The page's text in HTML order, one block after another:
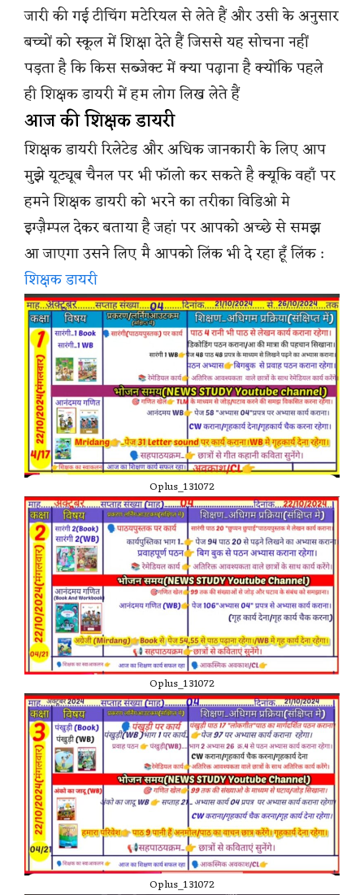
जारी की गई टीचिंग मटेरियल से लेते हैं और उसी के अनुसार
बच्चों को स्कूल में शिक्षा देते हैं जिससे यह सोचना नहीं
पड़ता है कि किस सब्जेक्ट में क्या पढ़ाना है क्योंकि पहले
ही शिक्षक डायरी में हम लोग लिख लेते हैं
आज की शिक्षक डायरी
शिक्षक डायरी रिलेटेड और अधिक जानकारी के लिए आप
मुझे यूट्यूब चैनल पर भी फॉलो कर सकते है क्यूकि वहाँ पर
हमने शिक्षक डायरी को भरने का तरीका विडिओ मे
इग्ज़ैम्पल देकर बताया है जहां पर आपको अच्छे से समझ
आ जाएगा उसने लिए मै आपको लिंक भी दे रहा हूँ लिंक :
शिक्षक डायरी
Oplus_131072
Oplus_131072
Oplus_131072